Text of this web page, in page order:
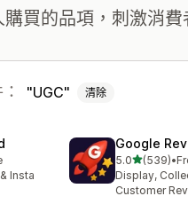
買的品項，刺激消費
UGC 清除
Insta
Google
5.0滿分 5 顆星
(539)
共有 539 則評
•
Display,
Customer